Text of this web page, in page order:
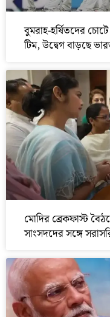
বুমরাহ-হর্ষিতদের
টিম, উদ্বেগ বাড়ছে
মোদির ব্রেকফাস্ট
সাংসদদের সঙ্গে